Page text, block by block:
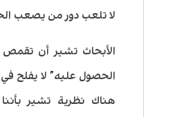
لا تلعب دور من يصعب
الأبحاث تشير أن
الحصول عليه” لا يفلح
هناك نظرية تشير